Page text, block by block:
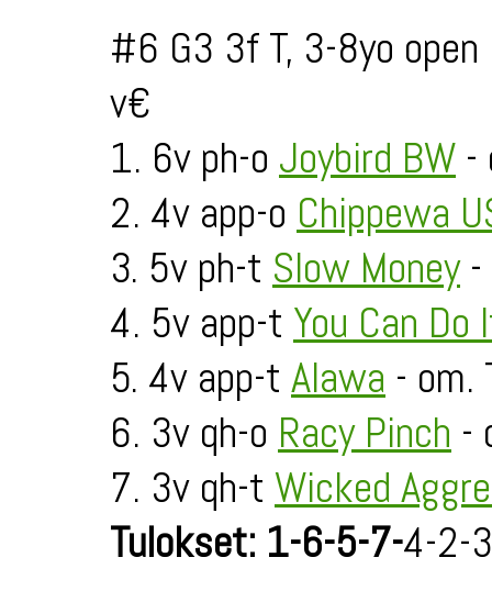
#6 G3 3f T, 3-8yo
v€
1. 6v ph-o Joybird BW -
2. 4v app-o Chippewa
3. 5v ph-t Slow Money-
4. 5v app-t You Can Do
5. 4v app-t Alawa - om.
6. 3v qh-o Racy Pinch -
7. 3v qh-t Wicked
Tulokset: 1-6-5-7-4-2-3